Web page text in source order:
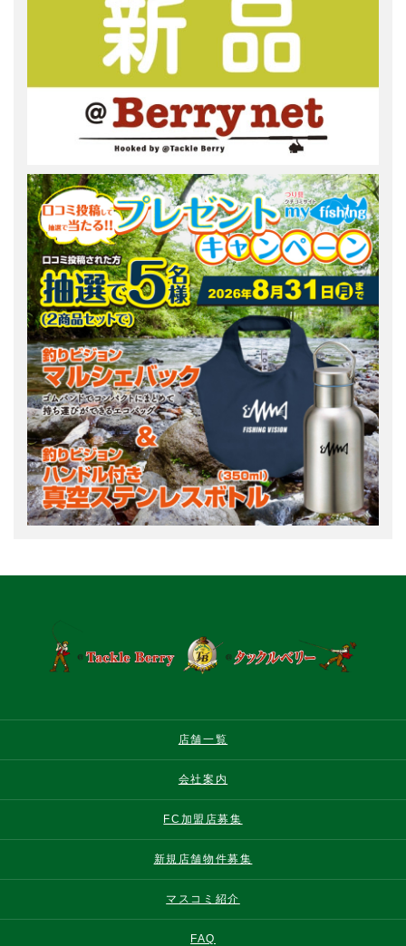
店舗一覧
会社案内
FC加盟店募集
新規店舗物件募集
マスコミ紹介
FAQ